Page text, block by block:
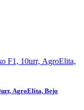
AgroElita, Bejo